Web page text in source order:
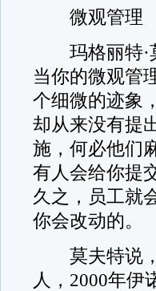
微观管理
玛格丽特·
当你的微观管
个细微的迹象
却从来没有提
施，何必他们
有人会给你提
久之，员工就
你会改动的。
莫夫特说，
人，2000年伊